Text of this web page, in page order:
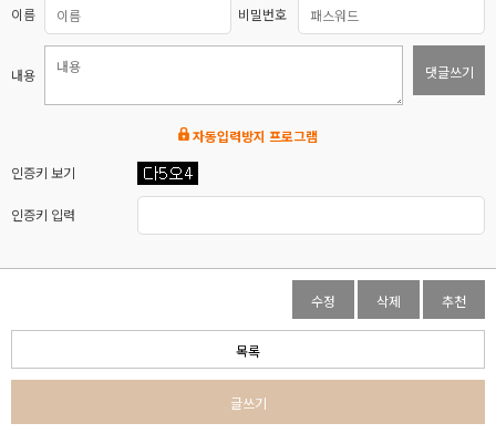
이름
비밀번호
내용 댓글쓰기
자동입력방지 프로그램
인증키 보기
인증키 입력
수정 삭제 추천
목록
글쓰기